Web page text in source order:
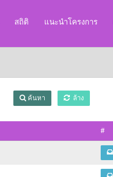
สถิติ แนะนำโครงการ
ค้นหา ล้าง
#